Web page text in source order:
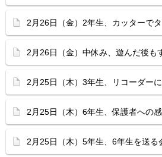
2月26日（金）2年生、カッターで
2月26日（金）中休み、遊んだ後も
2月25日（木）3年生、リコーダー
2月25日（木）6年生、保護者への
2月25日（木）5年生、6年生を送る